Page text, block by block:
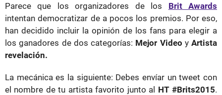
Parece que los organizadores de los Brit Awards
intentan democratizar de a pocos los premios. Por eso,
han decidido incluir la opinión de los fans para elegir a
los ganadores de dos categorías: Mejor Video y Artista
revelación.
La mecánica es la siguiente: Debes envíar un tweet con
el nombre de tu artista favorito junto al HT #Brits2015.